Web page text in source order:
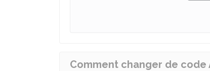
Comment changer de code